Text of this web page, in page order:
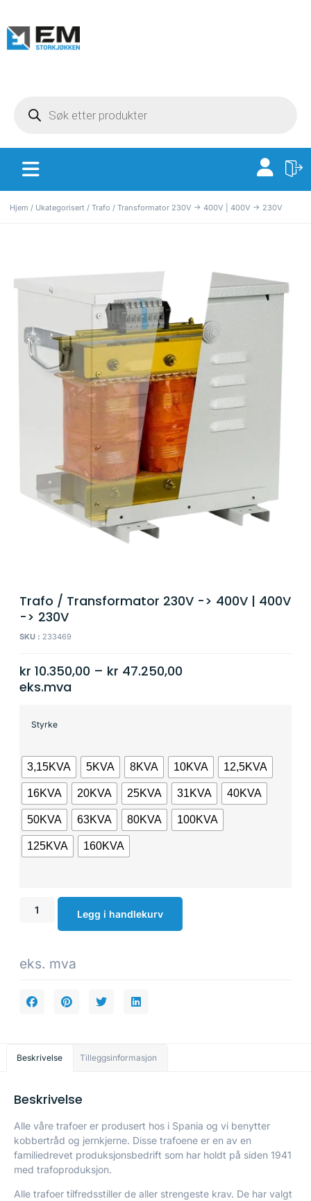
Hjem / Ukategorisert / Trafo / Transformator 230V -> 400V | 400V -> 230V
Trafo / Transformator 230V -> 400V | 400V
-> 230V
SKU : 233469
kr 10.350,00 – kr 47.250,00
eks.mva
Styrke
3,15KVA 5KVA 8KVA 10KVA 12,5KVA
16KVA 20KVA 25KVA 31KVA 40KVA
50KVA 63KVA 80KVA 100KVA
125KVA 160KVA
Legg i handlekurv
eks. mva
Beskrivelse Tilleggsinformasjon
Beskrivelse
Alle våre trafoer er produsert hos i Spania og vi benytter
kobbertråd og jernkjerne. Disse trafoene er en av en
familiedrevet produksjonsbedrift som har holdt på siden 1941
med trafoproduksjon.
Alle trafoer tilfredsstiller de aller strengeste krav. De har valgt